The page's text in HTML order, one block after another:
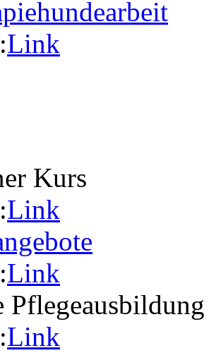
Link
Kurs
Link
Link
Pflegeausbildung
Link